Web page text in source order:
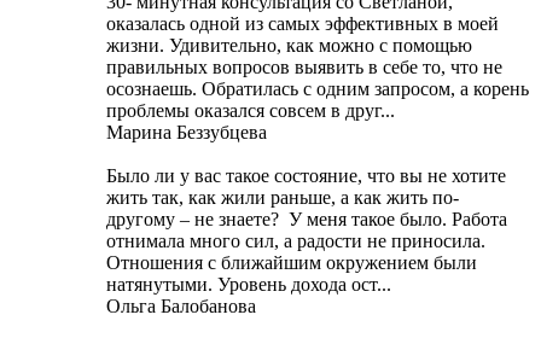
оказалась одной из самых эффективных в моей
жизни. Удивительно, как можно с помощью
правильных вопросов выявить в себе то, что не
осознаешь. Обратилась с одним запросом, а корень
проблемы оказался совсем в друг...
Марина Беззубцева
Было ли у вас такое состояние, что вы не хотите
жить так, как жили раньше, а как жить по-
другому – не знаете? У меня такое было. Работа
отнимала много сил, а радости не приносила.
Отношения с ближайшим окружением были
натянутыми. Уровень дохода ост...
Ольга Балобанова